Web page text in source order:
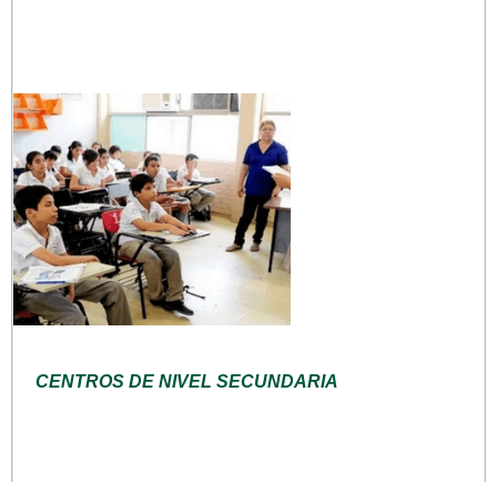
CENTROS DE NIVEL SECUNDARIA